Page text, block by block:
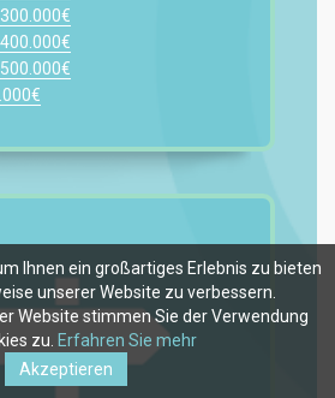
Ihnen ein großartiges Erlebnis zu bieten
unserer Website zu verbessern.
Website stimmen Sie der Verwendung
zu. Erfahren Sie mehr
Akzeptieren